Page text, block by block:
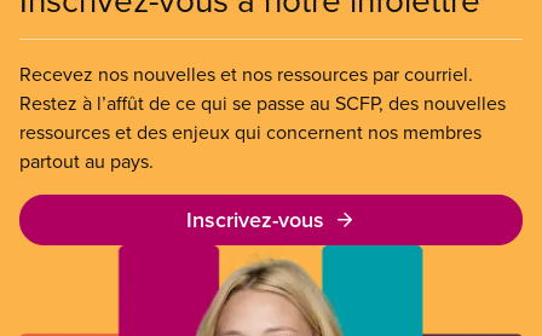
Recevez nos nouvelles et nos ressources par courriel.
Restez à l’affût de ce qui se passe au SCFP, des nouvelles
ressources et des enjeux qui concernent nos membres
partout au pays.
Inscrivez-vous